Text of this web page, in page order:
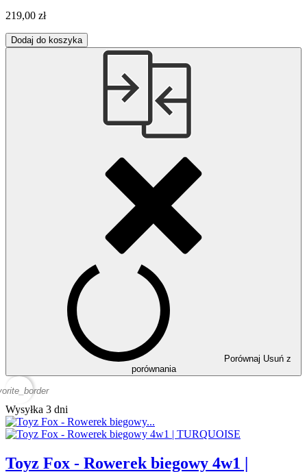
219,00 zł
Dodaj do koszyka
Porównaj Usuń z
porównania
Wysyłka 3 dni
Toyz Fox - Rowerek biegowy 4w1 |